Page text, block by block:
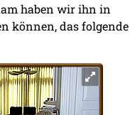
haben wir ihn in
können, das folgende